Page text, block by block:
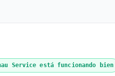
Service está funcionando bien